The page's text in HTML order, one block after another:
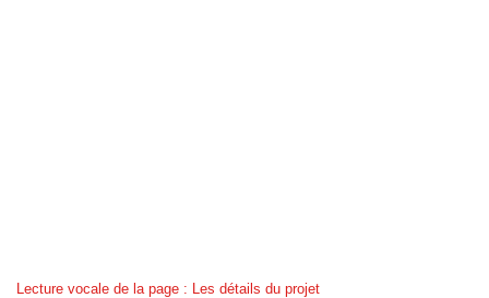
Lecture vocale de la page : Les détails du projet